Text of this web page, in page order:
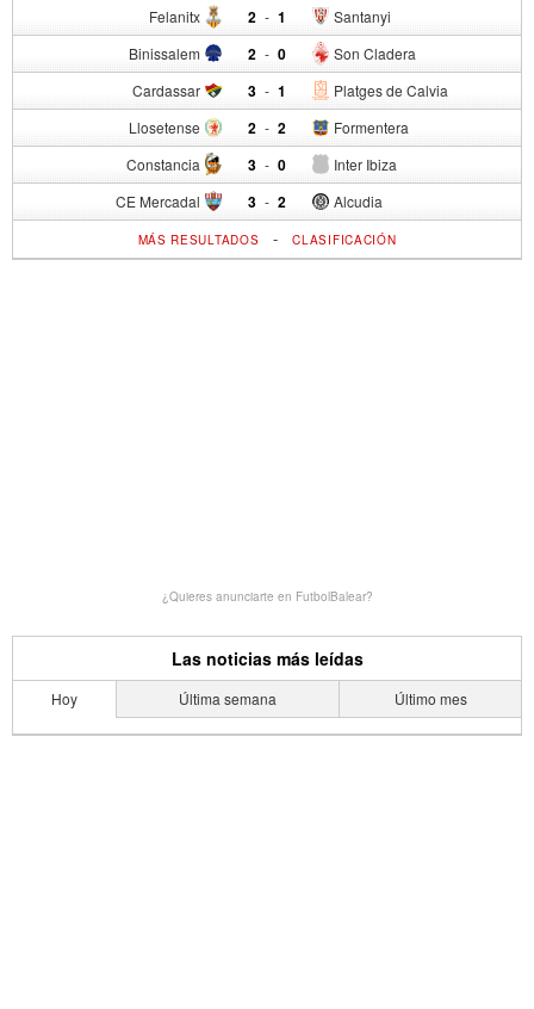
Felanitx 2 - Santanyi
1
Binissalem 2 - Son Cladera
0
Cardassar 3 - Platges de Calvia
1
Llosetense 2 - Formentera
2
Constancia 3 - Inter Ibiza
0
CE Mercadal 3 - Alcudia
2
MÁS RESULTADOS -CLASIFICACIÓN
¿Quieres anunciarte en FutbolBalear?
Las noticias más leídas
Hoy Última semana Último mes